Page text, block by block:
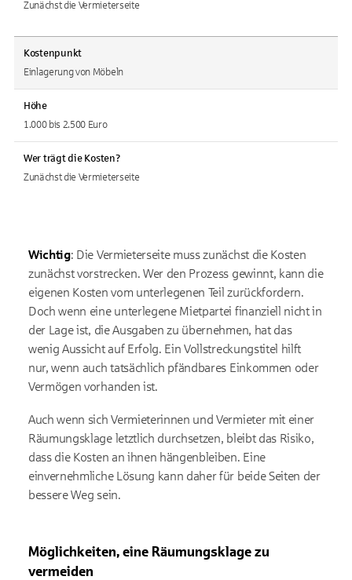
Zunächst die Vermieterseite
Kostenpunkt
Einlagerung von Möbeln
Höhe
1.000 bis 2.500 Euro
Wer trägt die Kosten?
Zunächst die Vermieterseite
Wichtig: Die Vermieterseite muss zunächst die Kosten
zunächst vorstrecken. Wer den Prozess gewinnt, kann die
eigenen Kosten vom unterlegenen Teil zurückfordern.
Doch wenn eine unterlegene Mietpartei finanziell nicht in
der Lage ist, die Ausgaben zu übernehmen, hat das
wenig Aussicht auf Erfolg. Ein Vollstreckungstitel hilft
nur, wenn auch tatsächlich pfändbares Einkommen oder
Vermögen vorhanden ist.
Auch wenn sich Vermieterinnen und Vermieter mit einer
Räumungsklage letztlich durchsetzen, bleibt das Risiko,
dass die Kosten an ihnen hängenbleiben. Eine
einvernehmliche Lösung kann daher für beide Seiten der
bessere Weg sein.
Möglichkeiten, eine Räumungsklage zu
vermeiden